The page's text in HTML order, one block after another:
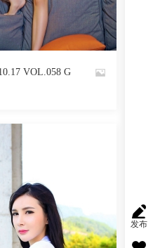
发布
810 阅读 0 回复
VOL.058 G